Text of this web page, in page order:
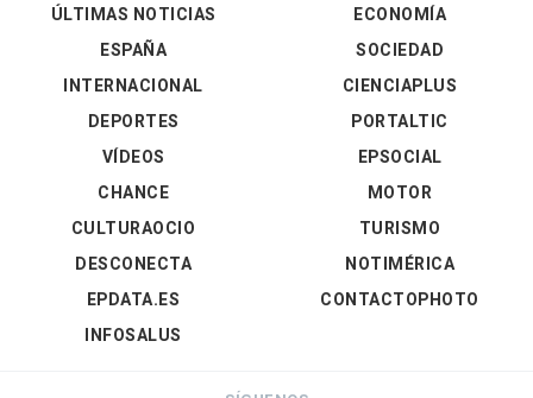
ÚLTIMAS NOTICIAS
ESPAÑA
INTERNACIONAL
DEPORTES
VÍDEOS
ECONOMÍA
SOCIEDAD
CIENCIAPLUS
PORTALTIC
EPSOCIAL
CHANCE
CULTURAOCIO
DESCONECTA
EPDATA.ES
INFOSALUS
MOTOR
TURISMO
NOTIMÉRICA
CONTACTOPHOTO